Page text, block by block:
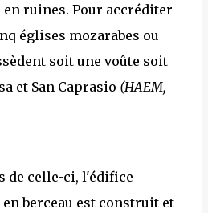
ruines. Pour accréditer
églises mozarabes ou
soit une voûte soit
et San Caprasio (HAEM,
de celle-ci, l'édifice
berceau est construit et